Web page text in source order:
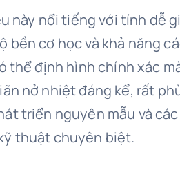
này nổi tiếng với tính dễ
bền cơ học và khả năng
thể định hình chính xác
nở nhiệt đáng kể, rất
triển nguyên mẫu và các
thuật chuyên biệt.